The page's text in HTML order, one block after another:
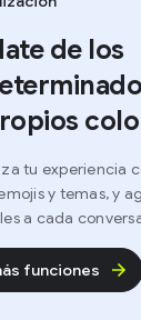
de los
tu experiencia
y temas, y
a cada